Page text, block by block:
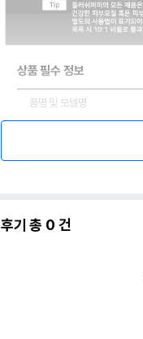
상품 필수 정보
품명 및 모델명
그에 대한 사항
제조자,수입품의 경우
수입자를 함께 표기
후기 총 0 건